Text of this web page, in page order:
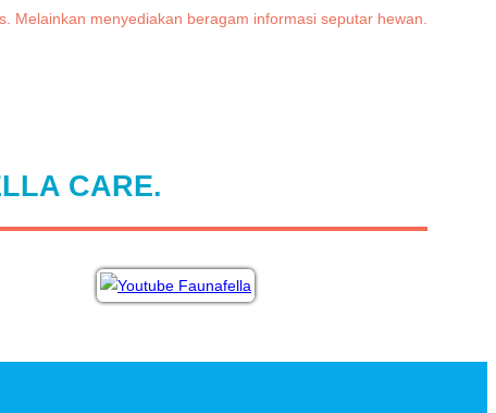
Melainkan menyediakan beragam informasi seputar hewan.
CARE.